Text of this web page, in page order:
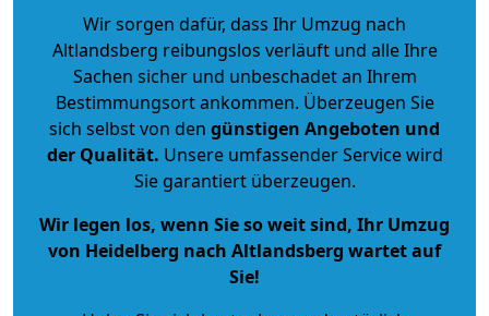
Wir sorgen dafür, dass Ihr Umzug nach
Altlandsberg reibungslos verläuft und alle Ihre
Sachen sicher und unbeschadet an Ihrem
Bestimmungsort ankommen. Überzeugen Sie
sich selbst von den günstigen Angeboten und
der Qualität. Unsere umfassender Service wird
Sie garantiert überzeugen.
Wir legen los, wenn Sie so weit sind, Ihr Umzug
von Heidelberg nach Altlandsberg wartet auf
Sie!